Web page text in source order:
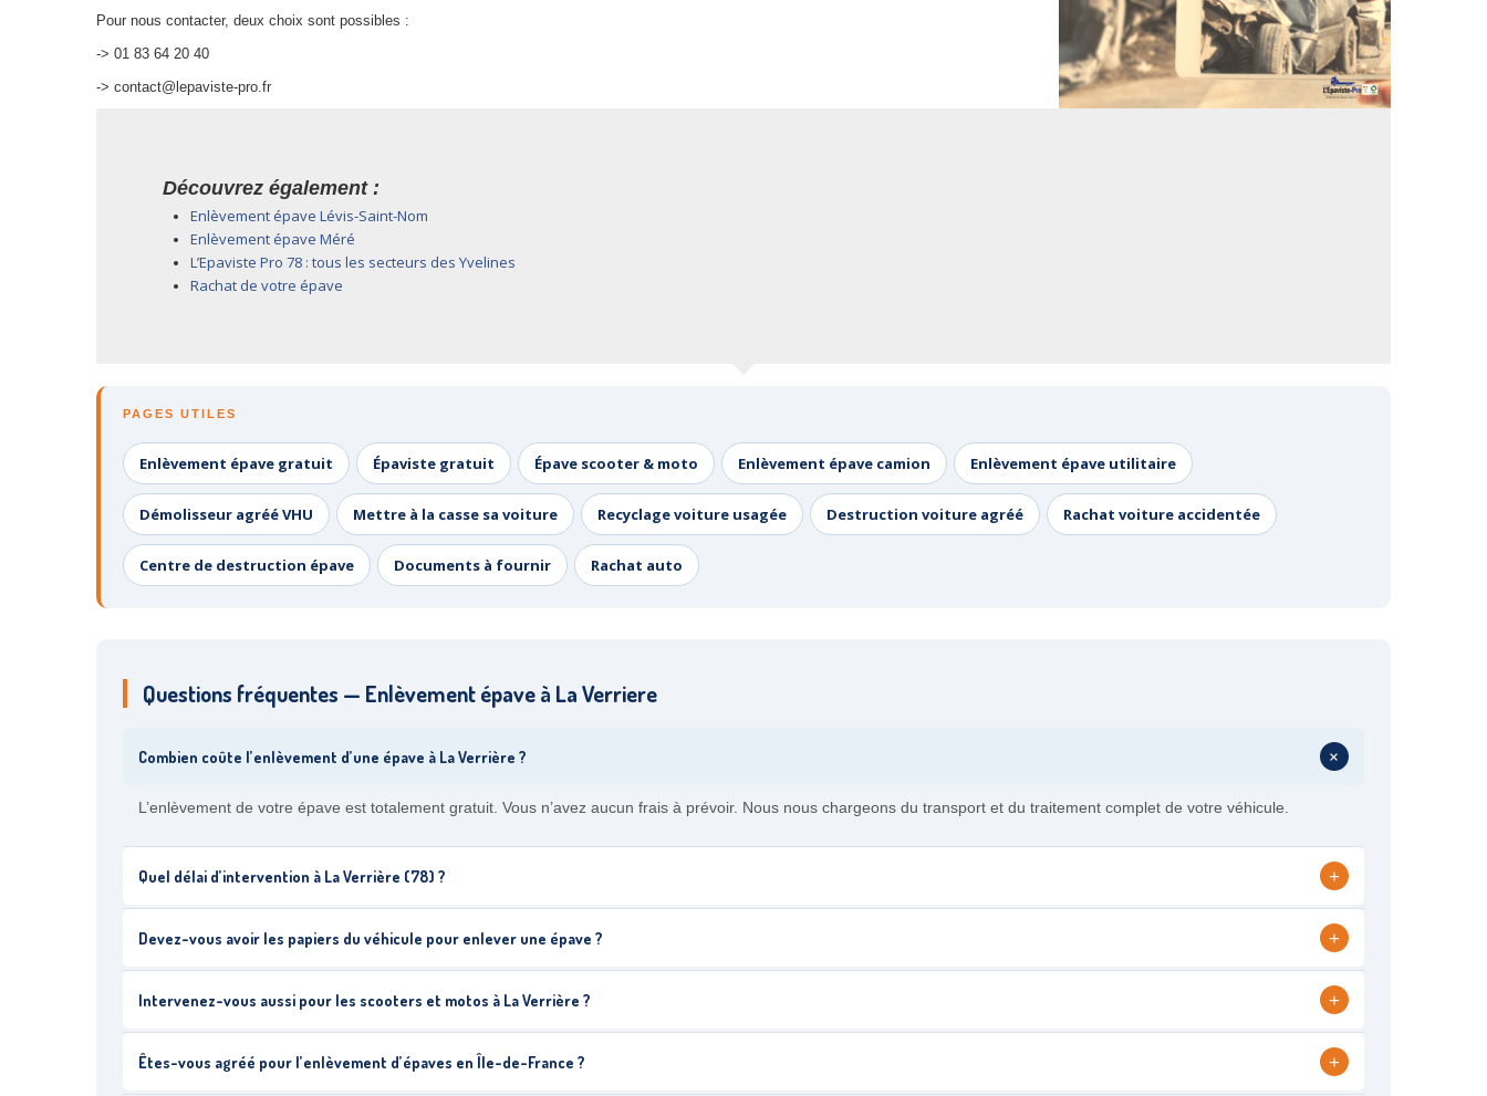
Pour nous contacter, deux choix sont possibles :
-> 01 83 64 20 40
-> contact@lepaviste-pro.fr
Découvrez également :
Enlèvement épave Lévis-Saint-Nom
Enlèvement épave Méré
L’Epaviste Pro 78 : tous les secteurs des Yvelines
Rachat de votre épave
PAGES UTILES
Enlèvement épave gratuit Épaviste gratuit Épave scooter & moto Enlèvement épave camion Enlèvement épave utilitaire
Démolisseur agréé VHU Mettre à la casse sa voiture Recyclage voiture usagée Destruction voiture agréé Rachat voiture accidentée
Centre de destruction épave Documents à fournir Rachat auto
Questions fréquentes — Enlèvement épave à La Verriere
Combien coûte l’enlèvement d’une épave à La Verrière ? +
L’enlèvement de votre épave est totalement gratuit. Vous n’avez aucun frais à prévoir. Nous nous chargeons du transport et du traitement complet de votre véhicule.
Quel délai d’intervention à La Verrière (78) ? +
Devez-vous avoir les papiers du véhicule pour enlever une épave ? +
Intervenez-vous aussi pour les scooters et motos à La Verrière ? +
Êtes-vous agréé pour l’enlèvement d’épaves en Île-de-France ? +